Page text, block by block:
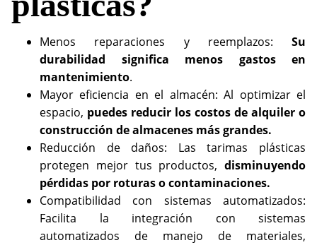
Menos reparaciones y reemplazos: Su
durabilidad significa menos gastos en
mantenimiento.
Mayor eficiencia en el almacén: Al optimizar el
espacio, puedes reducir los costos de alquiler o
construcción de almacenes más grandes.
Reducción de daños: Las tarimas plásticas
protegen mejor tus productos, disminuyendo
pérdidas por roturas o contaminaciones.
Compatibilidad con sistemas automatizados:
Facilita la integración con sistemas
automatizados de manejo de materiales,